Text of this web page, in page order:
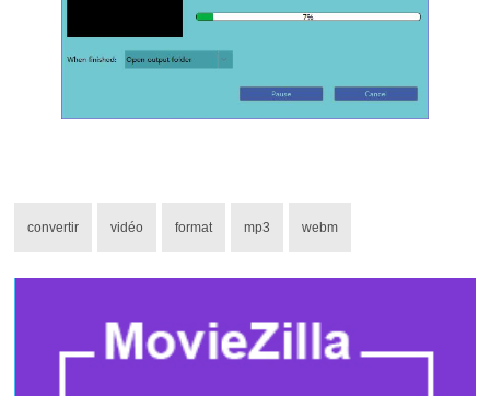
convertir vidéo format mp3 webm